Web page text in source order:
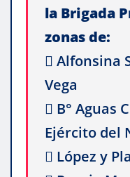
la Brigada
zonas de:
 Alfonsina
Vega
 B° Aguas
Ejército del
 López y